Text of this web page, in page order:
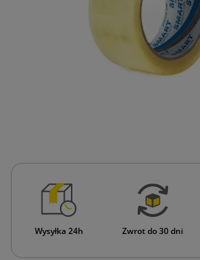
Wysyłka 24h Zwrot do 30 dni